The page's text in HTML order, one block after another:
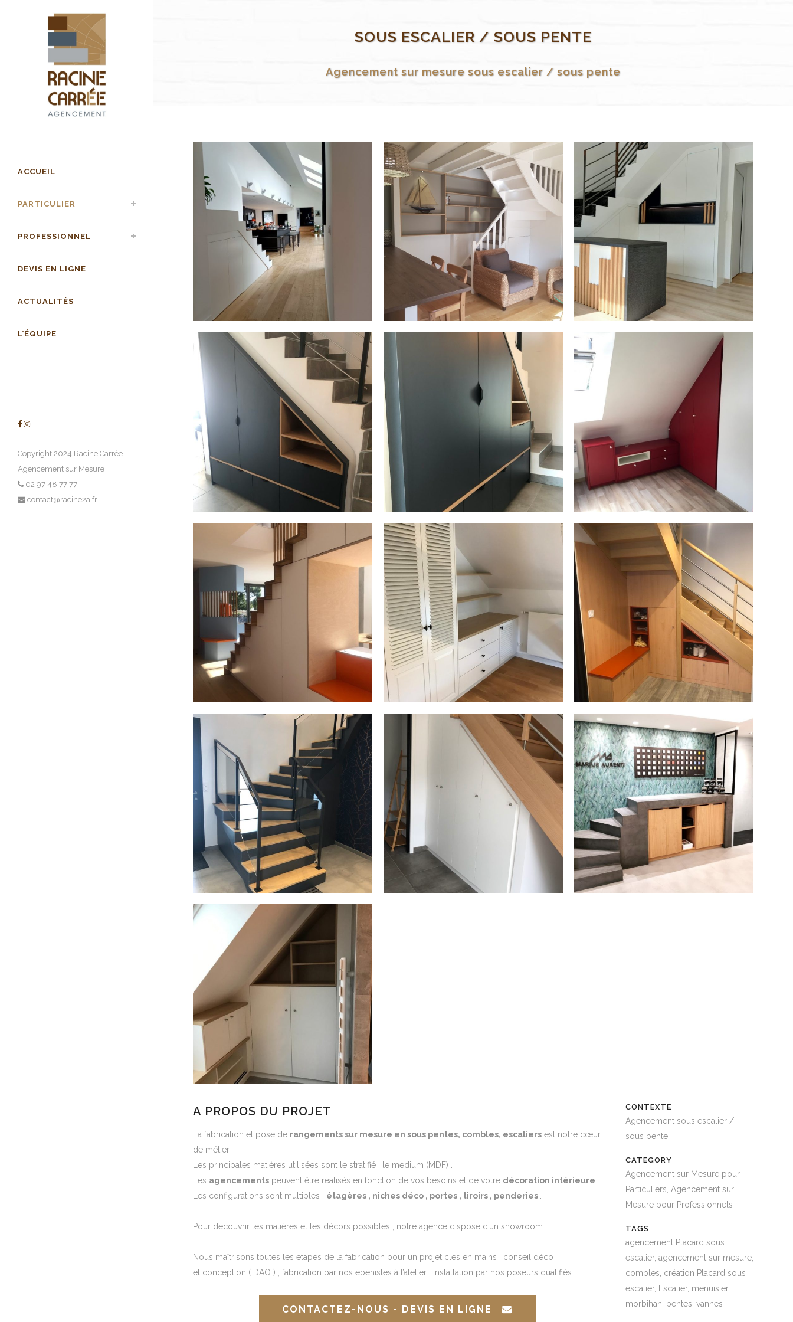
ACCUEIL
PARTICULIER
PROFESSIONNEL
DEVIS EN LIGNE
ACTUALITÉS
L’ÉQUIPE
Copyright 2024 Racine Carrée
Agencement sur Mesure
02 97 48 77 77
contact@racine2a.fr
SOUS ESCALIER / SOUS PENTE
Agencement sur mesure sous escalier / sous pente
A PROPOS DU PROJET
La fabrication et pose de rangements sur mesure en sous pentes, combles, escaliers est notre cœur
de métier.
Les principales matières utilisées sont le stratifié , le medium (MDF) .
Les agencements peuvent être réalisés en fonction de vos besoins et de votre décoration intérieure
Les configurations sont multiples : étagères , niches déco , portes , tiroirs , penderies
Pour découvrir les matières et les décors possibles , notre agence dispose d’un showroom.
Nous maîtrisons toutes les étapes de la fabrication pour un projet clés en mains : conseil déco
et conception ( DAO ) , fabrication par nos ébénistes à l’atelier , installation par nos poseurs qualifiés.
CONTACTEZ-NOUS - DEVIS EN LIGNE
CONTEXTE
Agencement sous escalier /
sous pente
CATEGORY
Agencement sur Mesure pour
Particuliers, Agencement sur
Mesure pour Professionnels
TAGS
agencement Placard sous
escalier, agencement sur mesure,
combles, création Placard sous
escalier, Escalier, menuisier,
morbihan, pentes, vannes